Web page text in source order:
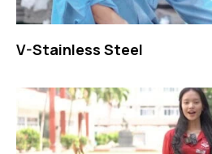
V-Stainless Steel